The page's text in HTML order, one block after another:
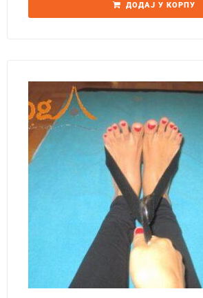
ДОДАЈ У КОРПУ